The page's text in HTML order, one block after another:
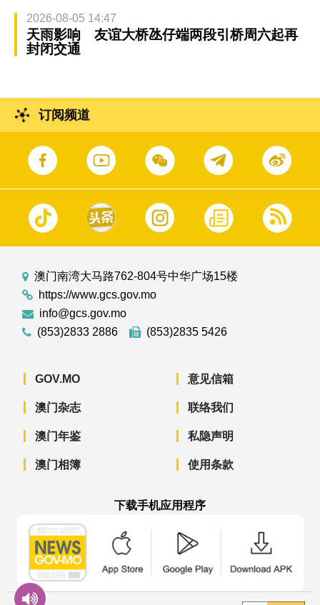
2026-08-05 14:47
天雨影响 友谊大桥氹仔端两段引桥周六起再
封闭交通
订阅频道
澳门南湾大马路762-804号中华广场15楼
https://www.gcs.gov.mo
info@gcs.gov.mo
(853)2833 2886
(853)2835 5426
GOV.MO
澳门杂志
澳门年鉴
澳门相簿
意见信箱
联络我们
私隐声明
使用条款
下载手机应用程序